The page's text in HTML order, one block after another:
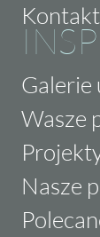
Kontakt
Wasze
Nasze